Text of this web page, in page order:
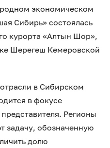
экономическом
Сибирь» состоялась
курорта «Алтын Шор»,
Шерегеш Кемеровской
в Сибирском
в фокусе
Регионы
задачу, обозначенную
долю